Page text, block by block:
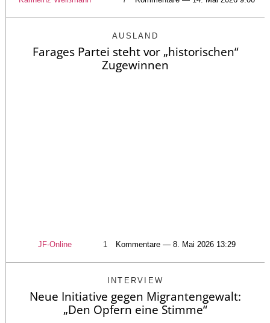
AUSLAND
Farages Partei steht vor „historischen“
Zugewinnen
JF-Online 1 Kommentare — 8. Mai 2026 13:29
INTERVIEW
Neue Initiative gegen Migrantengewalt:
„Den Opfern eine Stimme“